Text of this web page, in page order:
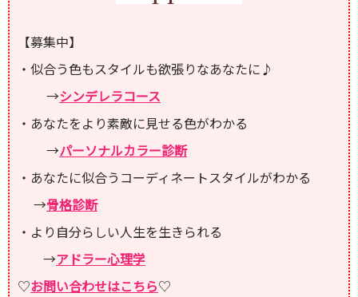
【募集中】
・似合う色もスタイルも欲張りなあなたに♪
→シンデレラコース
・あなたをより素敵に見せる色がわかる
→パーソナルカラー診断
・あなたに似合うコーディネートスタイルがわかる
→骨格診断
・より自分らしい人生を生きられる
→アドラー心理学
♡お問い合わせはこちら♡